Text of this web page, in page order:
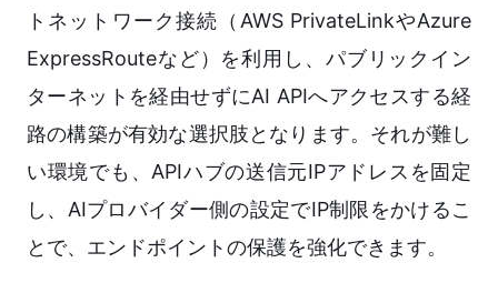
トネットワーク接続（AWS PrivateLinkやAzure
ExpressRouteなど）を利用し、パブリックイン
ターネットを経由せずにAI APIへアクセスする経
路の構築が有効な選択肢となります。それが難し
い環境でも、APIハブの送信元IPアドレスを固定
し、AIプロバイダー側の設定でIP制限をかけるこ
とで、エンドポイントの保護を強化できます。